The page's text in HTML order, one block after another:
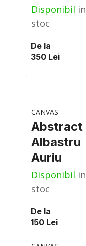
Disponibil in
stoc
De la
350 Lei
CANVAS
Abstract
Albastru
Auriu
Disponibil in
stoc
De la
150 Lei